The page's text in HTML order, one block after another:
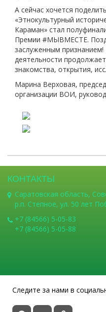
А сейчас хочется
«Этнокультурный
Караман» стал
Премии #МЫВМЕСТЕ.
заслуженным
деятельности
знакомства, открытия,
Марина Верховая,
организации ВОИ,
КОНТАКТЫ
Саратовская область,
р.п. Степное, ул. 50 лет
+7 (84566) 5-05-83
+7 (84566) 5-05-88
Следите за нами в